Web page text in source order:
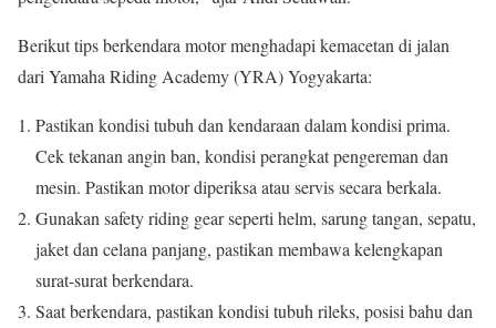
Berikut tips berkendara motor menghadapi kemacetan di jalan
dari Yamaha Riding Academy (YRA) Yogyakarta:
Pastikan kondisi tubuh dan kendaraan dalam kondisi prima.
Cek tekanan angin ban, kondisi perangkat pengereman dan
mesin. Pastikan motor diperiksa atau servis secara berkala.
Gunakan safety riding gear seperti helm, sarung tangan, sepatu,
jaket dan celana panjang, pastikan membawa kelengkapan
surat-surat berkendara.
Saat berkendara, pastikan kondisi tubuh rileks, posisi bahu dan